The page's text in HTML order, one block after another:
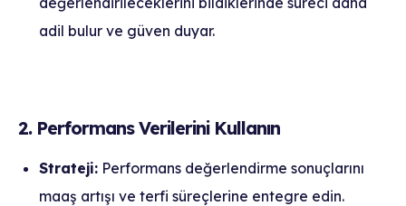
adil bulur ve güven duyar.
2. Performans Verilerini Kullanın
Strateji: Performans değerlendirme sonuçlarını
maaş artışı ve terfi süreçlerine entegre edin.